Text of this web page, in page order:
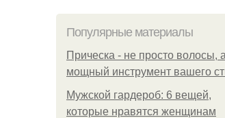
Популярные материалы
Прическа - не просто волосы, а
мощный инструмент вашего
Мужской гардероб: 6 вещей,
которые нравятся женщинам